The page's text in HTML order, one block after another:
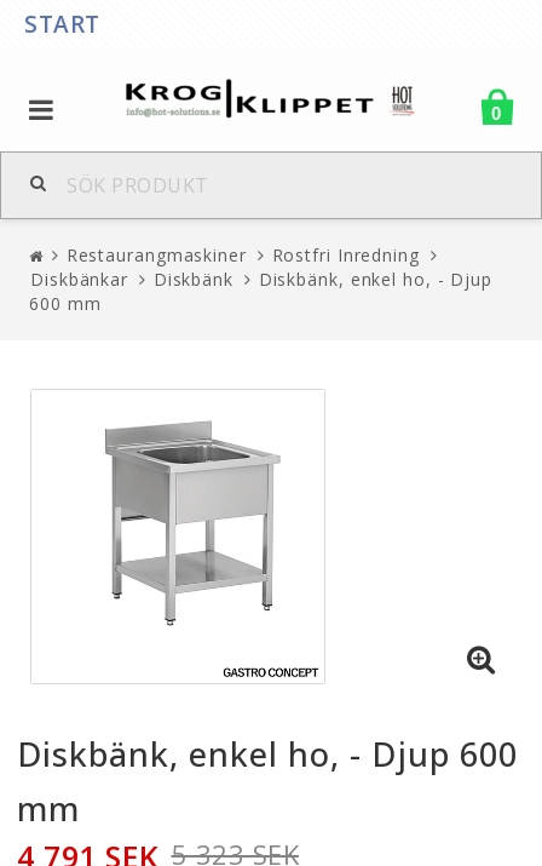
START
0
Restaurangmaskiner
Rostfri Inredning
Diskbänkar
Diskbänk
Diskbänk, enkel ho, - Djup
600 mm
Diskbänk, enkel ho, - Djup 600
mm
5 323 SEK
4 791 SEK